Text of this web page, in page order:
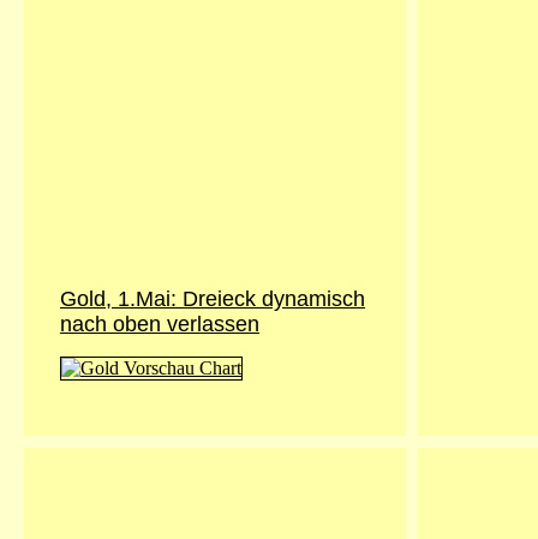
Gold, 1.Mai: Dreieck dynamisch
nach oben verlassen